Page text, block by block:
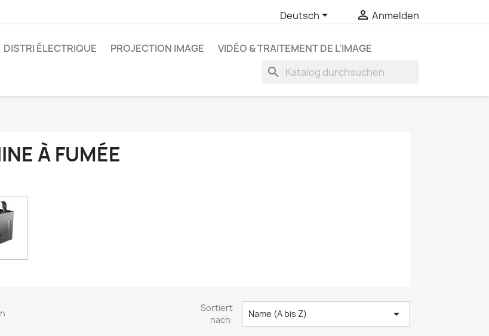
Deutsch  Anmelden
DISTRI ÉLECTRIQUE PROJECTION IMAGE VIDÉO & TRAITEMENT DE L'IMAGE
search
À FUMÉE
Sortiert
nach:
Name (A bis Z) 